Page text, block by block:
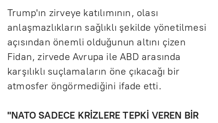
Trump'ın zirveye katılımının, olası
anlaşmazlıkların sağlıklı şekilde yönetilmesi
açısından önemli olduğunun altını çizen
Fidan, zirvede Avrupa ile ABD arasında
karşılıklı suçlamaların öne çıkacağı bir
atmosfer öngörmediğini ifade etti.
"NATO SADECE KRİZLERE TEPKİ VEREN BİR